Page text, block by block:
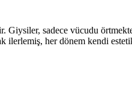
sadece vücudu
her dönem kendi estetik